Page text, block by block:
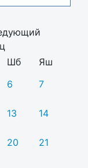
Шб
Яш
6 7
13 14
20 21